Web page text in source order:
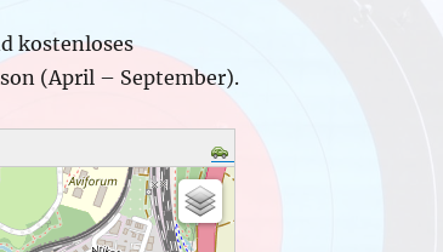
kostenloses
(April – September).